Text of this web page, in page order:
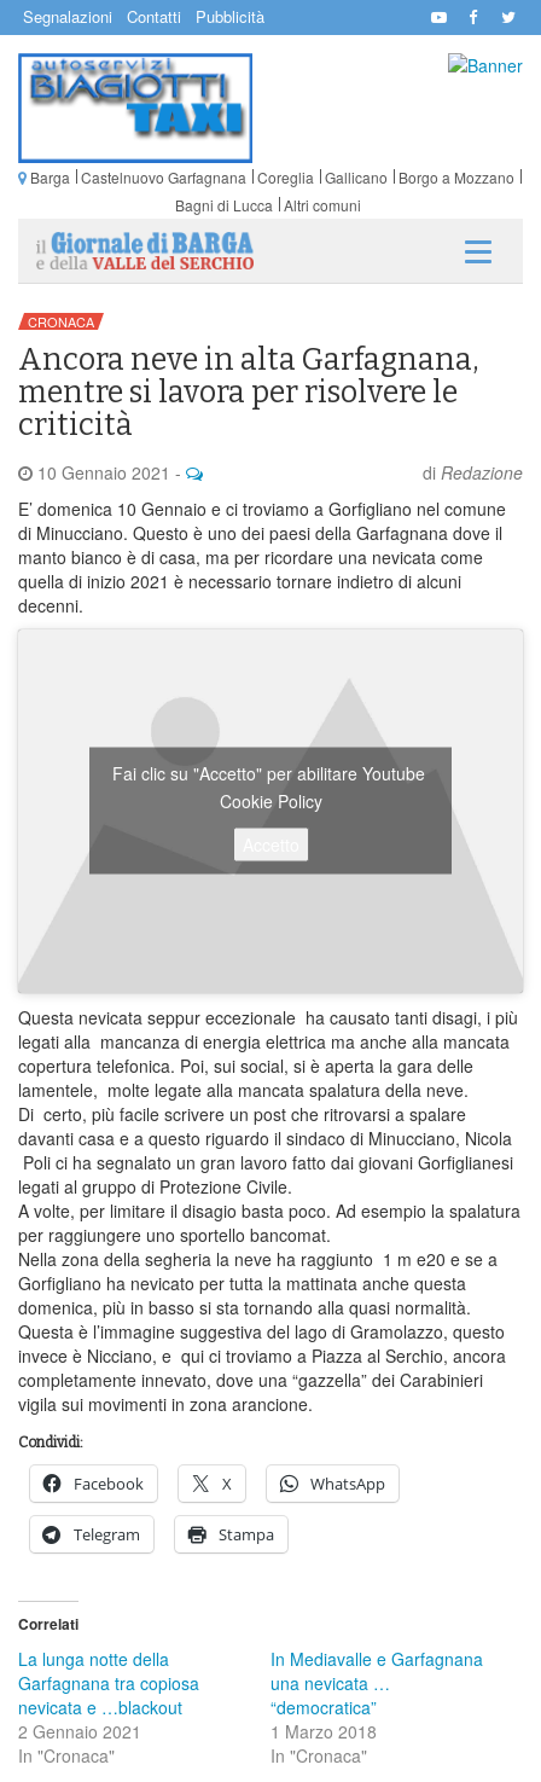
Segnalazioni Contatti Pubblicità
Barga Castelnuovo Garfagnana Coreglia Gallicano
Borgo a Mozzano
Bagni di Lucca Altri comuni
CRONACA
Ancora neve in alta Garfagnana,
mentre si lavora per risolvere le
criticità
10 Gennaio 2021 - di Redazione
E’ domenica 10 Gennaio e ci troviamo a Gorfigliano nel comune
di Minucciano. Questo è uno dei paesi della Garfagnana dove il
manto bianco è di casa, ma per ricordare una nevicata come
quella di inizio 2021 è necessario tornare indietro di alcuni
decenni.
Fai clic su "Accetto" per abilitare Youtube
Cookie Policy
Questa nevicata seppur eccezionale ha causato tanti disagi, i più
legati alla mancanza di energia elettrica ma anche alla mancata
copertura telefonica. Poi, sui social, si è aperta la gara delle
lamentele, molte legate alla mancata spalatura della neve.
Di certo, più facile scrivere un post che ritrovarsi a spalare
davanti casa e a questo riguardo il sindaco di Minucciano, Nicola
Poli ci ha segnalato un gran lavoro fatto dai giovani Gorfiglianesi
legati al gruppo di Protezione Civile.
A volte, per limitare il disagio basta poco. Ad esempio la spalatura
per raggiungere uno sportello bancomat.
Nella zona della segheria la neve ha raggiunto 1 m e20 e se a
Gorfigliano ha nevicato per tutta la mattinata anche questa
domenica, più in basso si sta tornando alla quasi normalità.
Questa è l’immagine suggestiva del lago di Gramolazzo, questo
invece è Nicciano, e qui ci troviamo a Piazza al Serchio, ancora
completamente innevato, dove una “gazzella” dei Carabinieri
vigila sui movimenti in zona arancione.
Condividi:
Facebook X WhatsApp
Telegram Stampa
Correlati
La lunga notte della
Garfagnana tra copiosa
nevicata e …blackout
2 Gennaio 2021
In "Cronaca"
In Mediavalle e Garfagnana
una nevicata …
“democratica”
1 Marzo 2018
In "Cronaca"